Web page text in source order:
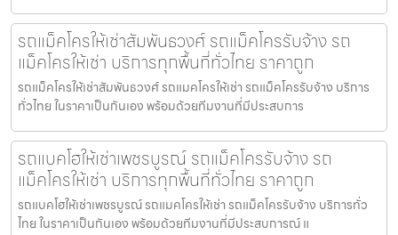
รถแม็คโครให้เช่าสัมพันธวงศ์ รถแม็คโครรับจ้าง รถ
แม็คโครให้เช่า บริการทุกพื้นที่ทั่วไทย ราคาถูก
รถแม็คโครให้เช่าสัมพันธวงศ์ รถแมคโครให้เช่า รถแม็คโครรับจ้าง บริการ
ทั่วไทย ในราคาเป็นกันเอง พร้อมด้วยทีมงานที่มีประสบการ
รถแบคโฮให้เช่าเพชรบูรณ์ รถแม็คโครรับจ้าง รถ
แม็คโครให้เช่า บริการทุกพื้นที่ทั่วไทย ราคาถูก
รถแบคโฮให้เช่าเพชรบูรณ์ รถแมคโครให้เช่า รถแม็คโครรับจ้าง บริการทั่ว
ไทย ในราคาเป็นกันเอง พร้อมด้วยทีมงานที่มีประสบการณ์ แ